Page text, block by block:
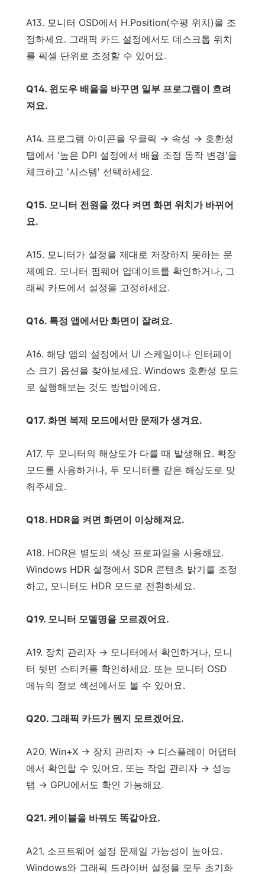
A13. 모니터 OSD에서 H.Position(수평 위치)을 조
정하세요. 그래픽 카드 설정에서도 데스크톱 위치
를 픽셀 단위로 조정할 수 있어요.
Q14. 윈도우 배율을 바꾸면 일부 프로그램이 흐려
져요.
A14. 프로그램 아이콘을 우클릭 → 속성 → 호환성
탭에서 '높은 DPI 설정에서 배율 조정 동작 변경'을
체크하고 '시스템' 선택하세요.
Q15. 모니터 전원을 껐다 켜면 화면 위치가 바뀌어
요.
A15. 모니터가 설정을 제대로 저장하지 못하는 문
제예요. 모니터 펌웨어 업데이트를 확인하거나, 그
래픽 카드에서 설정을 고정하세요.
Q16. 특정 앱에서만 화면이 잘려요.
A16. 해당 앱의 설정에서 UI 스케일이나 인터페이
스 크기 옵션을 찾아보세요. Windows 호환성 모드
로 실행해보는 것도 방법이에요.
Q17. 화면 복제 모드에서만 문제가 생겨요.
A17. 두 모니터의 해상도가 다를 때 발생해요. 확장
모드를 사용하거나, 두 모니터를 같은 해상도로 맞
춰주세요.
Q18. HDR을 켜면 화면이 이상해져요.
A18. HDR은 별도의 색상 프로파일을 사용해요.
Windows HDR 설정에서 SDR 콘텐츠 밝기를 조정
하고, 모니터도 HDR 모드로 전환하세요.
Q19. 모니터 모델명을 모르겠어요.
A19. 장치 관리자 → 모니터에서 확인하거나, 모니
터 뒷면 스티커를 확인하세요. 또는 모니터 OSD
메뉴의 정보 섹션에서도 볼 수 있어요.
Q20. 그래픽 카드가 뭔지 모르겠어요.
A20. Win+X → 장치 관리자 → 디스플레이 어댑터
에서 확인할 수 있어요. 또는 작업 관리자 → 성능
탭 → GPU에서도 확인 가능해요.
Q21. 케이블을 바꿔도 똑같아요.
A21. 소프트웨어 설정 문제일 가능성이 높아요.
Windows와 그래픽 드라이버 설정을 모두 초기화